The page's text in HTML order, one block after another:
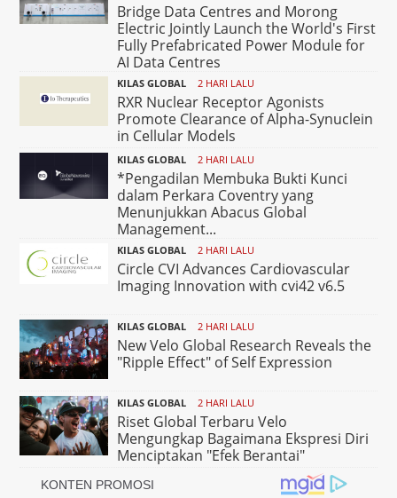
Bridge Data Centres and Morong
Electric Jointly Launch the World's First
Fully Prefabricated Power Module for
AI Data Centres
KILAS GLOBAL 2 HARI LALU
RXR Nuclear Receptor Agonists
Promote Clearance of Alpha-Synuclein
in Cellular Models
KILAS GLOBAL 2 HARI LALU
*Pengadilan Membuka Bukti Kunci
dalam Perkara Coventry yang
Menunjukkan Abacus Global
Management...
KILAS GLOBAL 2 HARI LALU
Circle CVI Advances Cardiovascular
Imaging Innovation with cvi42 v6.5
KILAS GLOBAL 2 HARI LALU
New Velo Global Research Reveals the
"Ripple Effect" of Self Expression
KILAS GLOBAL 2 HARI LALU
Riset Global Terbaru Velo
Mengungkap Bagaimana Ekspresi Diri
Menciptakan "Efek Berantai"